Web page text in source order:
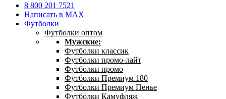
8 800 201 7521
Написать в MAX
Футболки
Футболки оптом
Мужские:
Футболки классик
Футболки промо-лайт
Футболки промо
Футболки Премиум 180
Футболки Премиум Пенье
Футболки Камуфляж